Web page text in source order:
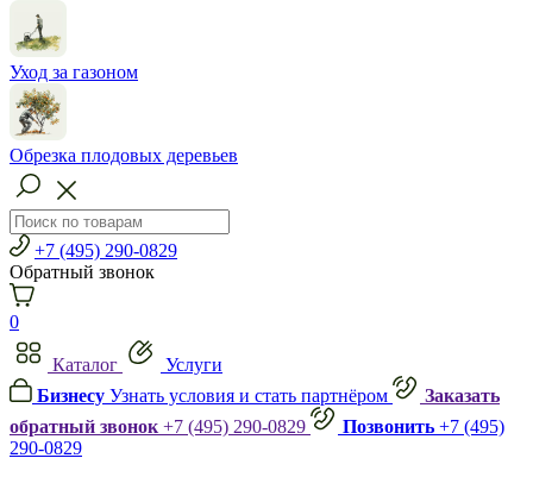
Уход за газоном
Обрезка плодовых деревьев
+7 (495) 290-0829
Обратный звонок
0
Каталог
Услуги
Бизнесу Узнать условия и стать партнёром
Заказать
обратный звонок +7 (495) 290-0829 Позвонить +7 (495)
290-0829